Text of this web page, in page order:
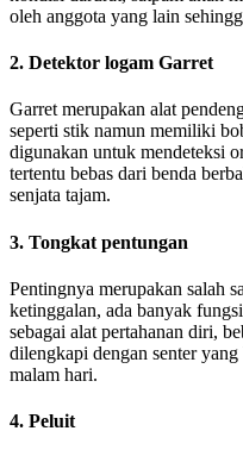
oleh anggota yang lain
2. Detektor logam Garret
Garret merupakan alat
seperti stik namun memiliki
digunakan untuk mendeteksi
tertentu bebas dari benda
senjata tajam.
3. Tongkat pentungan
Pentingnya merupakan salah
ketinggalan, ada banyak
sebagai alat pertahanan diri,
dilengkapi dengan senter
malam hari.
4. Peluit